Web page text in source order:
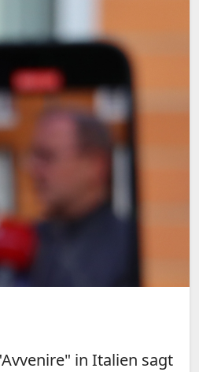
in Italien sagt